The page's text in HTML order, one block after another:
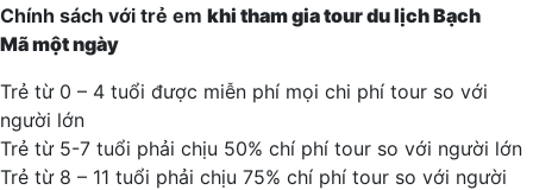
Chính sách với trẻ em khi tham gia tourdu lịch Bạch
Mãmột ngày
Trẻ từ 0 – 4 tuổi được miễn phí mọi chi phí tour so với
người lớn
Trẻ từ 5-7 tuổi phải chịu 50% chí phí tour so với người lớn
Trẻ từ 8 – 11 tuổi phải chịu 75% chí phí tour so với người